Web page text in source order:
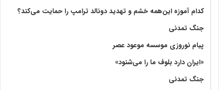
کدام آموزه این‌همه خشم و تهدید دونالد ترامپ را حمایت می‌کند؟
جنگ تمدنی
پیام نوروزی موسسه موعود عصر
«ایران دارد بلوف ما را می‌شنود»
جنگ تمدنی